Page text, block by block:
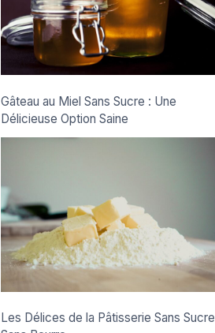
Gâteau au Miel Sans Sucre : Une
Délicieuse Option Saine
Les Délices de la Pâtisserie Sans Sucre